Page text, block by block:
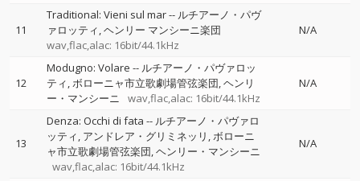
11
Traditional: Vieni sul mar-- ルチアーノ・パヴ
ァロッティ ヘンリー マンシーニ楽団
wav,flac,alac: 16bit/44.1kHz
N/A
12
Modugno: Volare -- ルチアーノ・パヴァロッ
ティ ボローニャ市立歌劇場管弦楽団 ヘンリ
ー・マンシーニ
wav,flac,alac: 16bit/44.1kHz
N/A
13
Denza: Occhi di fata -- ルチアーノ・パヴァロ
ッティ アンドレア・グリミネッリ ボローニ
ャ市立歌劇場管弦楽団 ヘンリー・マンシーニ
wav,flac,alac: 16bit/44.1kHz
N/A